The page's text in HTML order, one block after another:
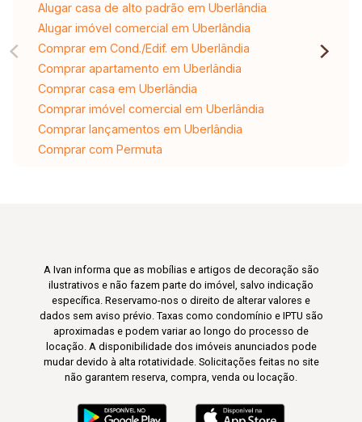
Alugar casa de alto padrão em Uberlândia
Alugar imóvel comercial em Uberlândia
Comprar em Cond./Edif. em Uberlândia
Comprar apartamento em Uberlândia
Comprar casa em Uberlândia
Comprar imóvel comercial em Uberlândia
Comprar lançamentos em Uberlândia
Comprar com Permuta
A Ivan informa que as mobílias e artigos de decoração são
ilustrativos e não fazem parte do imóvel, salvo indicação
específica. Reservamo-nos o direito de alterar valores e
dados sem aviso prévio. Taxas como condomínio e IPTU são
aproximadas e podem variar ao longo do processo de
locação. A disponibilidade dos imóveis anunciados pode
mudar devido à alta rotatividade. Solicitações feitas no site
não garantem reserva, compra, venda ou locação.